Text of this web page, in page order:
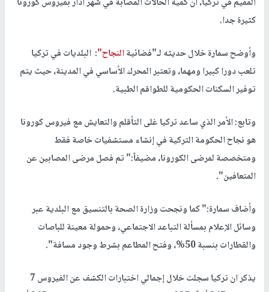
كثيرة جدا.
وأوضح سمارة خلال حديثه لـ"فضائيةالنجاح": البلديات في تركيا
تلعب دورا كبيرا ومهما، وتعتبر المحرك الأساسي في المدينة، حيث يتم
توفير السكنات الحكومية للطواقم الطبية.
وتابع: الأمر الذي ساعد تركيا غلى التأقلم والتعايش مع فيروس كورونا
هو نجاح الحكومة التركية في إنشاء مستشفيات خاصة فقط
ومتخصصة لمرضى الكورونا، مضيفاً:" تم فصل مرضى المصابين عن
المتعافين".
وأضاف سمارة:" كما ونجحت وزارة الصحة بالتنسيق مع البلدية عبر
وسائل الإعلام بمسألة التباعد الاجتماعي، وحمولة معينة للباصات
والقطارات بنسبة 50%، وفتح المطاعم بشرط وجود مسافة".
يذكر ان تركيا سجلت خلال إجمالي اختبارات الكشف عن الفيروس 7